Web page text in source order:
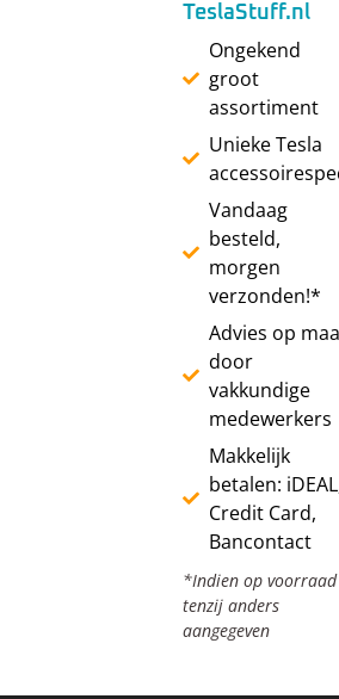
TeslaStuff.nl
Ongekend
groot
assortiment
Unieke Tesla
Vandaag
besteld,
morgen
verzonden!*
Advies op
door
vakkundige
medewerkers
Makkelijk
betalen:
Credit Card,
Bancontact
*Indien op
tenzij anders
aangegeven